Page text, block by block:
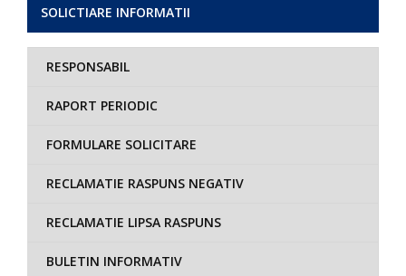
SOLICTIARE INFORMATII
RESPONSABIL
RAPORT PERIODIC
FORMULARE SOLICITARE
RECLAMATIE RASPUNS NEGATIV
RECLAMATIE LIPSA RASPUNS
BULETIN INFORMATIV